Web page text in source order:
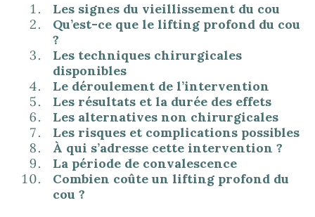
Les signes du vieillissement du cou
Qu’est-ce que le lifting profond du cou
?
Les techniques chirurgicales
disponibles
Le déroulement de l’intervention
Les résultats et la durée des effets
Les alternatives non chirurgicales
Les risques et complications possibles
À qui s’adresse cette intervention ?
La période de convalescence
Combien coûte un lifting profond du
cou ?